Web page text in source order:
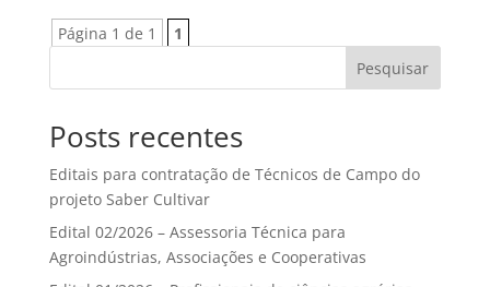
Página 1 de 1
1
Pesquisar
Posts recentes
Editais para contratação de Técnicos de Campo do
projeto Saber Cultivar
Edital 02/2026 – Assessoria Técnica para
Agroindústrias, Associações e Cooperativas